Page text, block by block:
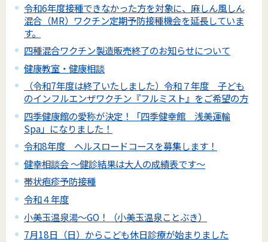
令和6年度接種できなかった方を対象に、麻しん風しん
混合（MR）ワクチン定期予防接種機会を延長していま
す。
四種混合ワクチン製造販売終了のお知らせについて
健康教室・健康相談
（令和7年度は終了いたしました）令和７年度 子ども
のインフルエンザワクチン『フルミスト』をご希望の方
四季健康館の愛称が決定！「四季健幸館 浅美運輸
Spa」になりました！
令和8年度 ヘルスロードコースを募集します！
健幸相談会 ～健診結果は大人の成績表です～
帯状疱疹予防接種
令和４年度
小美玉温泉湯～GO！（小美玉温泉ことぶき）
7月18日（日）からこども休日診療が始まりました